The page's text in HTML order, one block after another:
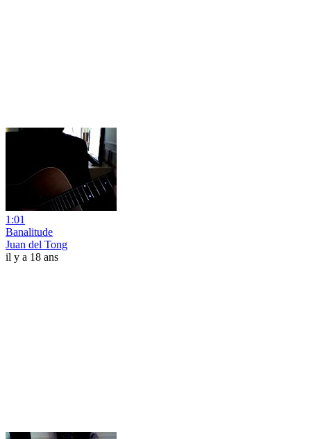
1:01
Banalitude
Juan del Tong
il y a 18 ans